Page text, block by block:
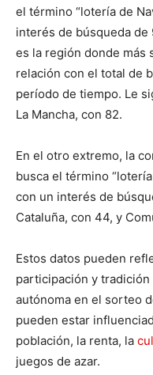
el término “lotería de
interés de búsqueda de
es la región donde más
relación con el total de
período de tiempo. Le
La Mancha, con 82.
En el otro extremo, la
busca el término
con un interés de
Cataluña, con 44, y
Estos datos pueden
participación y
autónoma en el sorteo
pueden estar
población, la renta, la
juegos de azar.